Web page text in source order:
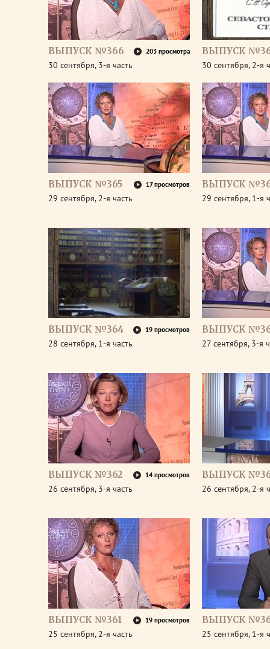
ВЫПУСК №366 203 просмотра
30 сентября, 3-я часть
ВЫПУСК
30 сентября, 2-я
ВЫПУСК №365 17 просмотров
29 сентября, 2-я часть
ВЫПУСК
29 сентября, 1-я
ВЫПУСК №364 19 просмотров
28 сентября, 1-я часть
ВЫПУСК
27 сентября, 3-я
ВЫПУСК №362 14 просмотров
26 сентября, 3-я часть
ВЫПУСК
26 сентября, 2-я
ВЫПУСК №361 19 просмотров
25 сентября, 2-я часть
ВЫПУСК
25 сентября, 1-я